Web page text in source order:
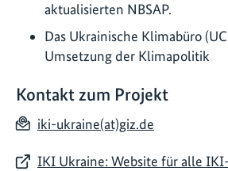
aktualisierten NBSAP.
Das Ukrainische Klimabüro
Umsetzung der Klimapolitik
Kontakt zum Projekt
iki-ukraine(at)giz.de
IKI Ukraine: Website für alle